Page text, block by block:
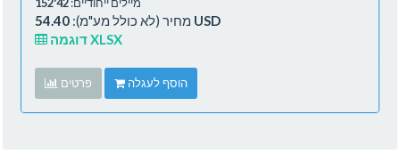
מחיר (לא כולל מע"מ): 54.40 USD
דוגמה XLSX
פרטים הוסף לעגלה